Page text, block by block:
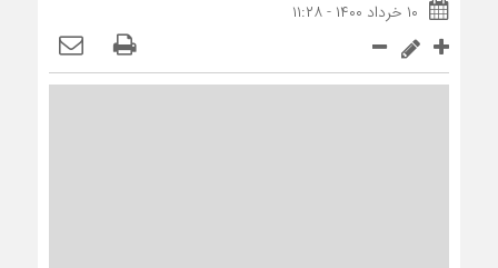
۱۰ خرداد ۱۴۰۰ - ۱۱:۲۸